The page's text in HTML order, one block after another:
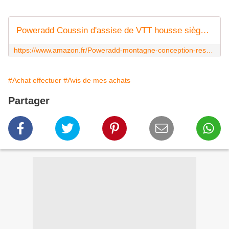
Poweradd Coussin d'assise de VTT housse siège de vélo montagne avec conception creux respirable la plus confortable pour le cyclisme
#Achat effectuer #Avis de mes achats
Partager